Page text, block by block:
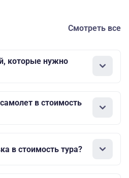
Смотреть все
которые нужно
в стоимость
в стоимость тура?